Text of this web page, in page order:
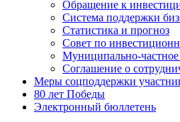
Обращение к
Система поддержки
Статистика и прогноз
Совет по
Муниципально-частное
Соглашение о
Меры соцподдержки
80 лет Победы
Электронный бюллетень